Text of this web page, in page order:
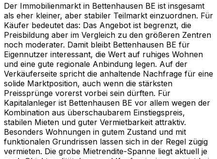
Der Immobilienmarkt in Bettenhausen BE ist insgesamt
als eher kleiner, aber stabiler Teilmarkt einzuordnen. Für
Käufer bedeutet das: Das Angebot ist begrenzt, die
Preisbildung aber im Vergleich zu den größeren Zentren
noch moderater. Damit bleibt Bettenhausen BE für
Eigennutzer interessant, die Wert auf ruhiges Wohnen
und eine gute regionale Anbindung legen. Auf der
Verkäuferseite spricht die anhaltende Nachfrage für eine
solide Marktposition, auch wenn die stärksten
Preissprünge vorerst vorbei sein dürften. Für
Kapitalanleger ist Bettenhausen BE vor allem wegen der
Kombination aus überschaubarem Einstiegspreis,
stabilen Mieten und guter Vermietbarkeit attraktiv.
Besonders Wohnungen in gutem Zustand und mit
funktionalen Grundrissen lassen sich in der Regel zügig
vermieten. Die grobe Mietrendite-Spanne liegt aktuell je